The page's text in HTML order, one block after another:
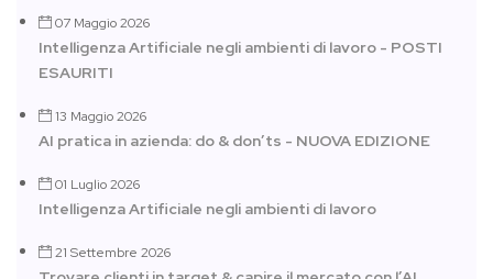
07 Maggio 2026
Intelligenza Artificiale negli ambienti di lavoro - POSTI
ESAURITI
13 Maggio 2026
AI pratica in azienda: do & don’ts - NUOVA EDIZIONE
01 Luglio 2026
Intelligenza Artificiale negli ambienti di lavoro
21 Settembre 2026